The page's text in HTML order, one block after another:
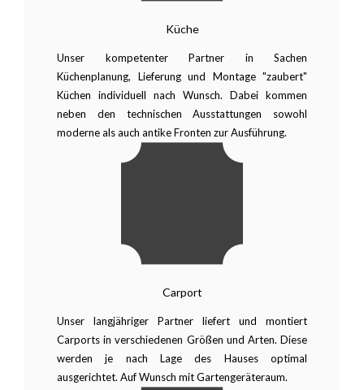
Küche
Unser kompetenter Partner in Sachen
Küchenplanung, Lieferung und Montage "zaubert"
Küchen individuell nach Wunsch. Dabei kommen
neben den technischen Ausstattungen sowohl
moderne als auch antike Fronten zur Ausführung.
Carport
Unser langjähriger Partner liefert und montiert
Carports in verschiedenen Größen und Arten. Diese
werden je nach Lage des Hauses optimal
ausgerichtet. Auf Wunsch mit Gartengeräteraum.